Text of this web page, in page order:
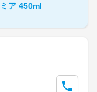
ア 450ml